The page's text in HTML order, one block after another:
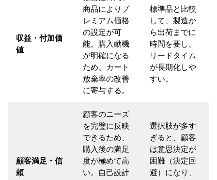
収益・付加価
値
商品によりプ
レミアム価格
の設定が可
能。購入動機
が明確になる
ため、カート
放棄率の改善
に寄与する。
標準品と比較
して、製造か
ら出荷までに
時間を要し、
リードタイム
が長期化しや
すい。
顧客満足・信
頼
顧客のニーズ
を完璧に反映
できるため、
購入後の満足
度が極めて高
い。自己設計
選択肢が多す
ぎると、顧客
は意思決定が
困難（決定回
避）になり、